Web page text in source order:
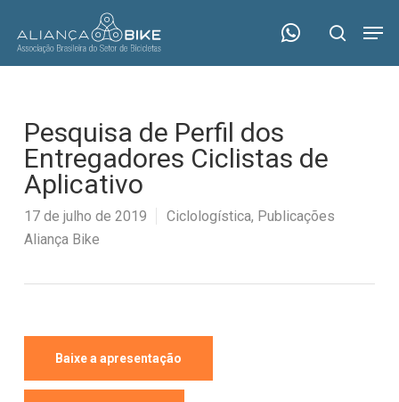
main
search
Pesquisa de Perfil dos
Entregadores Ciclistas de
Aplicativo
17 de julho de 2019 Ciclologística, Publicações
Aliança Bike
Baixe a apresentação